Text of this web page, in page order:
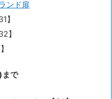
ンド扉
】
】
まで